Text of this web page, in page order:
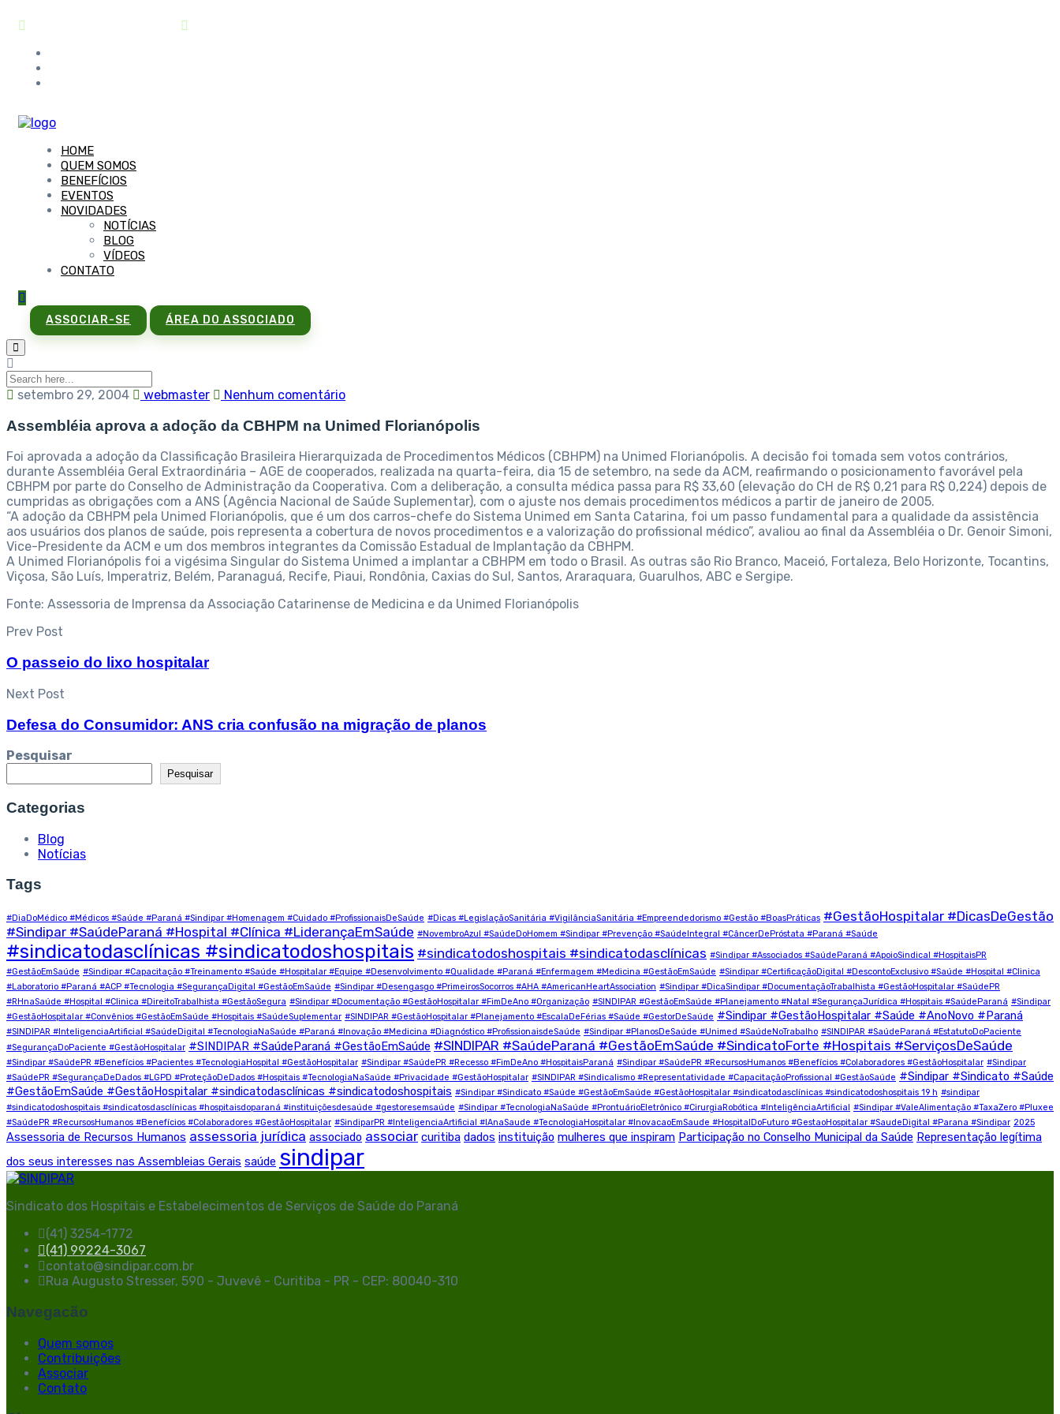
HOME
QUEM SOMOS
BENEFÍCIOS
EVENTOS
NOVIDADES
NOTÍCIAS
BLOG
VÍDEOS
CONTATO
ASSOCIAR-SE ÁREA DO ASSOCIADO
setembro 29, 2004 webmaster Nenhum comentário
Assembléia aprova a adoção da CBHPM na Unimed Florianópolis
Foi aprovada a adoção da Classificação Brasileira Hierarquizada de Procedimentos Médicos (CBHPM) na Unimed Florianópolis. A decisão foi tomada sem votos contrários,
durante Assembléia Geral Extraordinária – AGE de cooperados, realizada na quarta-feira, dia 15 de setembro, na sede da ACM, reafirmando o posicionamento favorável pela
CBHPM por parte do Conselho de Administração da Cooperativa. Com a deliberação, a consulta médica passa para R$ 33,60 (elevação do CH de R$ 0,21 para R$ 0,224) depois de
cumpridas as obrigações com a ANS (Agência Nacional de Saúde Suplementar), com o ajuste nos demais procedimentos médicos a partir de janeiro de 2005.
“A adoção da CBHPM pela Unimed Florianópolis, que é um dos carros-chefe do Sistema Unimed em Santa Catarina, foi um passo fundamental para a qualidade da assistência
aos usuários dos planos de saúde, pois representa a cobertura de novos procedimentos e a valorização do profissional médico”, avaliou ao final da Assembléia o Dr. Genoir Simoni,
Vice-Presidente da ACM e um dos membros integrantes da Comissão Estadual de Implantação da CBHPM.
A Unimed Florianópolis foi a vigésima Singular do Sistema Unimed a implantar a CBHPM em todo o Brasil. As outras são Rio Branco, Maceió, Fortaleza, Belo Horizonte, Tocantins,
Viçosa, São Luís, Imperatriz, Belém, Paranaguá, Recife, Piaui, Rondônia, Caxias do Sul, Santos, Araraquara, Guarulhos, ABC e Sergipe.
Fonte: Assessoria de Imprensa da Associação Catarinense de Medicina e da Unimed Florianópolis
Prev Post
O passeio do lixo hospitalar
Next Post
Defesa do Consumidor: ANS cria confusão na migração de planos
Pesquisar
Pesquisar
Categorias
Blog
Notícias
Tags
#DiaDoMédico #Médicos #Saúde #Paraná #Sindipar #Homenagem #Cuidado #ProfissionaisDeSaúde #Dicas #LegislaçãoSanitária #VigilânciaSanitária #Empreendedorismo #Gestão #BoasPráticas #GestãoHospitalar #DicasDeGestão
#Sindipar #SaúdeParaná #Hospital #Clínica #LiderançaEmSaúde #NovembroAzul #SaúdeDoHomem #Sindipar #Prevenção #SaúdeIntegral #CâncerDePróstata #Paraná #Saúde
#sindicatodasclínicas #sindicatodoshospitais #sindicatodoshospitais #sindicatodasclínicas #Sindipar #Associados #SaúdeParaná #ApoioSindical #HospitaisPR
#GestãoEmSaúde #Sindipar #Capacitação #Treinamento #Saúde #Hospitalar #Equipe #Desenvolvimento #Qualidade #Paraná #Enfermagem #Medicina #GestãoEmSaúde #Sindipar #CertificaçãoDigital #DescontoExclusivo #Saúde #Hospital #Clinica
#Laboratorio #Paraná #ACP #Tecnologia #SegurançaDigital #GestãoEmSaúde #Sindipar #Desengasgo #PrimeirosSocorros #AHA #AmericanHeartAssociation #Sindipar #DicaSindipar #DocumentaçãoTrabalhista #GestãoHospitalar #SaúdePR
#RHnaSaúde #Hospital #Clinica #DireitoTrabalhista #GestãoSegura #Sindipar #Documentação #GestãoHospitalar #FimDeAno #Organização #SINDIPAR #GestãoEmSaúde #Planejamento #Natal #SegurançaJurídica #Hospitais #SaúdeParaná #Sindipar
#GestãoHospitalar #Convênios #GestãoEmSaúde #Hospitais #SaúdeSuplementar #SINDIPAR #GestãoHospitalar #Planejamento #EscalaDeFérias #Saúde #GestorDeSaúde #Sindipar #GestãoHospitalar #Saúde #AnoNovo #Paraná
#SINDIPAR #InteligenciaArtificial #SaúdeDigital #TecnologiaNaSaúde #Paraná #Inovação #Medicina #Diagnóstico #ProfissionaisdeSaúde #Sindipar #PlanosDeSaúde #Unimed #SaúdeNoTrabalho #SINDIPAR #SaúdeParaná #EstatutoDoPaciente
#SegurançaDoPaciente #GestãoHospitalar #SINDIPAR #SaúdeParaná #GestãoEmSaúde #SINDIPAR #SaúdeParaná #GestãoEmSaúde #SindicatoForte #Hospitais #ServiçosDeSaúde
#Sindipar #SaúdePR #Benefícios #Pacientes #TecnologiaHospital #GestãoHospitalar #Sindipar #SaúdePR #Recesso #FimDeAno #HospitaisParaná #Sindipar #SaúdePR #RecursosHumanos #Benefícios #Colaboradores #GestãoHospitalar #Sindipar
#SaúdePR #SegurançaDeDados #LGPD #ProteçãoDeDados #Hospitais #TecnologiaNaSaúde #Privacidade #GestãoHospitalar #SINDIPAR #Sindicalismo #Representatividade #CapacitaçãoProfissional #GestãoSaúde #Sindipar #Sindicato #Saúde
#GestãoEmSaúde #GestãoHospitalar #sindicatodasclínicas #sindicatodoshospitais #Sindipar #Sindicato #Saúde #GestãoEmSaúde #GestãoHospitalar #sindicatodasclínicas #sindicatodoshospitais 19 h #sindipar
#sindicatodoshospitais #sindicatosdasclínicas #hospitaisdoparaná #instituiçõesdesaúde #gestoresemsaúde #Sindipar #TecnologiaNaSaúde #ProntuárioEletrônico #CirurgiaRobótica #InteligênciaArtificial
#Sindipar #ValeAlimentação #TaxaZero #Pluxee
#SaúdePR #RecursosHumanos #Benefícios #Colaboradores #GestãoHospitalar #SindiparPR #InteligenciaArtificial #IAnaSaude #TecnologiaHospitalar #InovacaoEmSaude #HospitalDoFuturo #GestaoHospitalar #SaudeDigital #Parana #Sindipar 2025
Assessoria de Recursos Humanos assessoria jurídica associado associar curitiba dados instituição mulheres que inspiram Participação no Conselho Municipal da Saúde Representação legítima
dos seus interesses nas Assembleias Gerais saúde sindipar
Sindicato dos Hospitais e Estabelecimentos de Serviços de Saúde do Paraná
(41) 3254-1772
(41) 99224-3067
contato@sindipar.com.br
Rua Augusto Stresser, 590 - Juvevê - Curitiba - PR - CEP: 80040-310
Navegacão
Quem somos
Contribuições
Associar
Contato